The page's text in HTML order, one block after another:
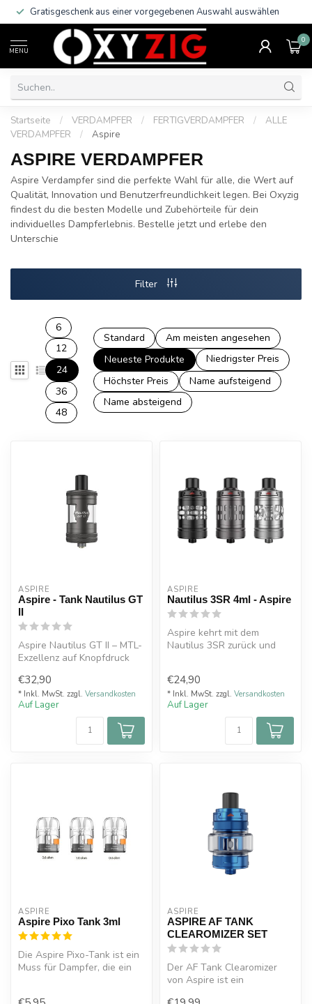
Gratisgeschenk aus einer vorgegebenen Auswahl auswählen
MENU
0
Startseite / VERDAMPFER / FERTIGVERDAMPFER /
ALLE
VERDAMPFER
/ Aspire
ASPIRE VERDAMPFER
Aspire Verdampfer sind die perfekte Wahl für alle, die Wert auf
Qualität, Innovation und Benutzerfreundlichkeit legen. Bei Oxyzig
findest du die besten Modelle und Zubehörteile für dein
individuelles Dampferlebnis. Bestelle jetzt und erlebe den
Unterschie
Filter
6
12
24
36
48
Standard
Am meisten angesehen
Neueste Produkte
Niedrigster Preis
Höchster Preis
Name aufsteigend
Name absteigend
ASPIRE
Aspire - Tank Nautilus GT
II
Aspire Nautilus GT II – MTL-
Exzellenz auf Knopfdruck
€32,90
* Inkl. MwSt. zzgl. Versandkosten
Auf Lager
ASPIRE
Nautilus 3SR 4ml - Aspire
Aspire kehrt mit dem
Nautilus 3SR zurück und
€24,90
* Inkl. MwSt. zzgl. Versandkosten
Auf Lager
ASPIRE
Aspire Pixo Tank 3ml
Die Aspire Pixo-Tank ist ein
Muss für Dampfer, die ein
ASPIRE
ASPIRE AF TANK
CLEAROMIZER SET
Der AF Tank Clearomizer
von Aspire ist ein